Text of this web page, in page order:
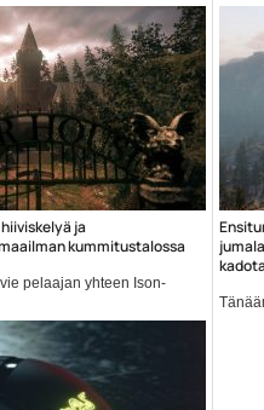
ja
kummitustalossa
pelaajan yhteen Ison-